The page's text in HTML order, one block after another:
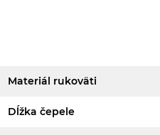
Materiál rukoväti
Dĺžka čepele